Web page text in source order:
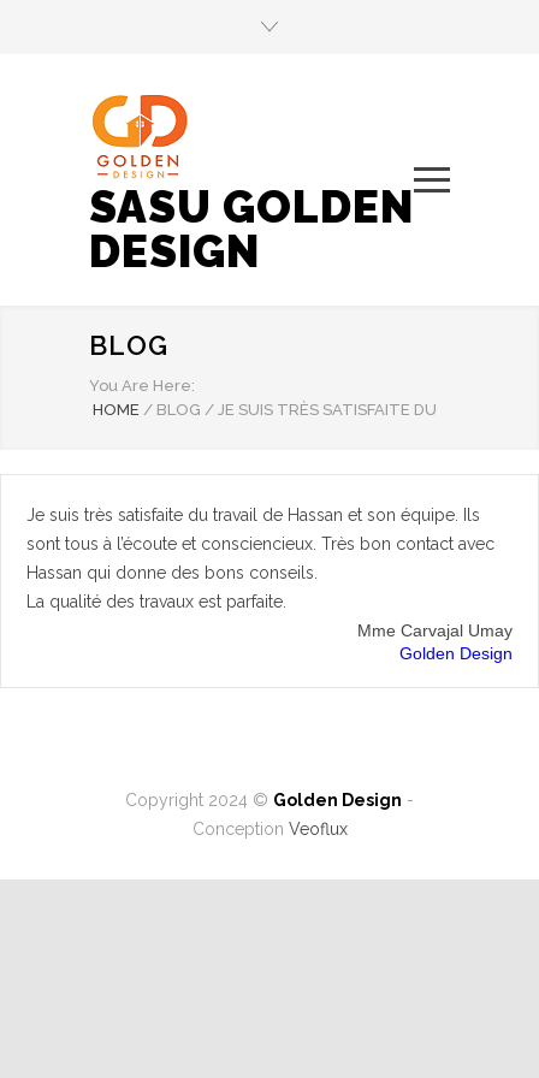
SASU GOLDEN
DESIGN
BLOG
You Are Here:
HOME / BLOG / JE SUIS TRÈS SATISFAITE DU
Je suis très satisfaite du travail de Hassan et son équipe. Ils
sont tous à l’écoute et consciencieux. Très bon contact avec
Hassan qui donne des bons conseils.
La qualité des travaux est parfaite.
Mme Carvajal Umay
Golden Design
Copyright 2024 © Golden Design -
Conception Veoflux